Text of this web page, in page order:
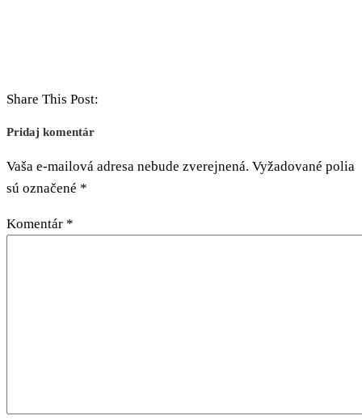
Share This Post:
Pridaj komentár
Vaša e-mailová adresa nebude zverejnená. Vyžadované polia
sú označené *
Komentár *